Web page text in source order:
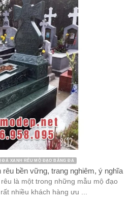
ĐÁ XANH RÊU MỘ ĐẠO BẰNG ĐÁ
rêu bền vững, trang nghiêm, ý nghĩa
là một trong những mẫu mộ đạo
nhiều khách hàng ưu ...